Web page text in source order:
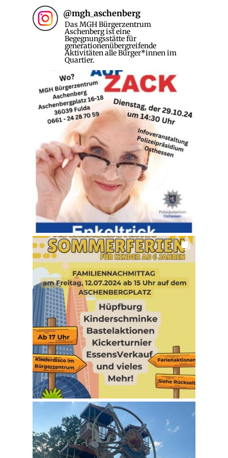
@mgh_aschenberg
Das MGH Bürgerzentrum
Aschenberg ist eine
Begegnungsstätte für
generationenübergreifende
Aktivitäten alle Bürger*innen im
Quartier.